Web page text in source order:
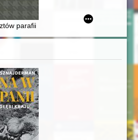
evidence
parafii Kębłowo 1714-1752